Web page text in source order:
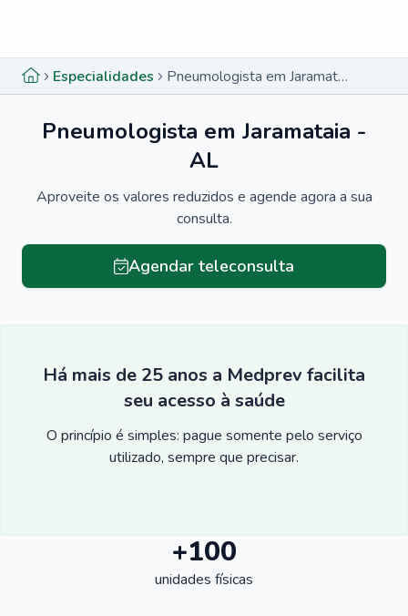
Especialidades Pneumologista em Jaramataia - AL
Pneumologista em Jaramataia -
AL
Aproveite os valores reduzidos e agende agora a sua
consulta.
Agendar teleconsulta
Há mais de 25 anos a Medprev facilita
seu acesso à saúde
O princípio é simples: pague somente pelo serviço
utilizado, sempre que precisar.
+100
unidades físicas